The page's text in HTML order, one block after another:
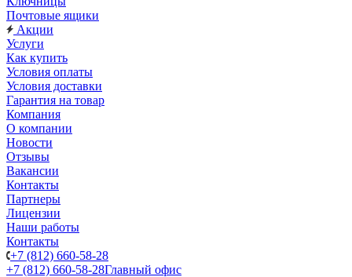
Почтовые ящики
Акции
Услуги
Как купить
Условия оплаты
Условия доставки
Гарантия на товар
Компания
О компании
Новости
Отзывы
Вакансии
Контакты
Партнеры
Лицензии
Наши работы
Контакты
+7 (812) 660-58-28
+7 (812) 660-58-28Главный офис